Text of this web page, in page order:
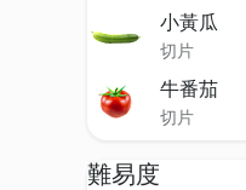
小黃瓜
切片
牛番茄
切片
難易度